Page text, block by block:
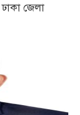
জেলা